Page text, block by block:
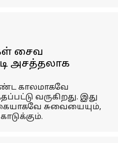
சைவ
அசத்தலாக
காலமாகவே
வருகிறது. இது
சுவையையும்,